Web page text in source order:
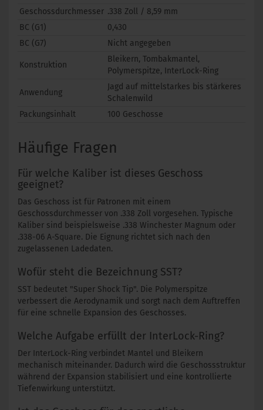
Geschossdurchmesser .338 Zoll / 8,59 mm
BC (G1)
0,430
BC (G7)
Nicht angegeben
Konstruktion
Bleikern, Tombakmantel,
Polymerspitze, InterLock-Ring
Anwendung
Jagd auf mittelstarkes bis stärkeres
Schalenwild
Packungsinhalt
100 Geschosse
Häufige Fragen
Für welche Kaliber ist dieses Geschoss
geeignet?
Das Geschoss ist für Patronen mit einem
Geschossdurchmesser von .338 Zoll vorgesehen. Typische
Kaliber sind beispielsweise .338 Winchester Magnum oder
.338-06 A-Square. Die Eignung richtet sich nach den
zugelassenen Ladedaten.
Wofür steht die Bezeichnung SST?
SST bedeutet "Super Shock Tip". Die Polymerspitze
verbessert die Aerodynamik und sorgt nach dem Auftreffen
für eine schnelle Expansion des Geschosses.
Welche Aufgabe erfüllt der InterLock-Ring?
Der InterLock-Ring verbindet Mantel und Bleikern
mechanisch miteinander. Dadurch wird die Geschossstruktur
während der Expansion stabilisiert und eine kontrollierte
Tiefenwirkung unterstützt.